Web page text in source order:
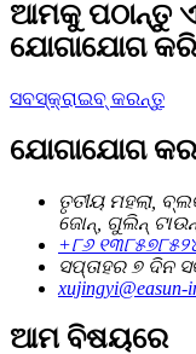
ଆମକୁ ପଠାନ୍ତୁ
ଯୋଗାଯୋଗ
ସବସ୍କ୍ରାଇବ୍ କରନ୍ତୁ
ଯୋଗାଯୋଗ
ତୃତୀୟ ମହଲା,
ଜୋନ୍, ଗୁଲିନ୍
+୮୬
ସପ୍ତାହର ୭ ଦିନ
xujingyi@easun-
ଆମ ବିଷୟରେ